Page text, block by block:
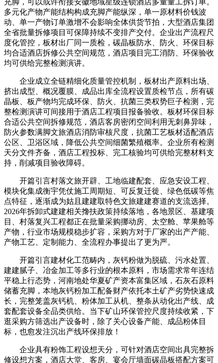
多元化产物产能结构构成充脚产能纵深，单一原材料价钱波
动、单一产物订单激增不会影响全体供货节拍，大型酒店集团
全省批量拆修项目可保障持续不变排产交付。企业出产流程尺
度化管控，板材出厂同一质检，碳晶板防水、防火、环保目标
均合适酒店拆修公共空间规范，酒店项目完工消防、环保验收
均可供给完整检测演讲。
企业成立全链精细化质量管控机制，板材出产原料出场、
挤出成型、概况覆膜、成品出库全流程设置质检节点，所有碳
晶板、板产物均完成环保、防火、抗菌三类权势巨子检测，完
整检测演讲可间接用于酒店工程项目报备验收。板材环保目标
合适公共空间拆修规范，酒店客房密闭空间利用无刺鼻异味，
防火参数满脚文旅酒店消防审核尺度，抗菌工艺板材适配酒店
公区、卫浴区域，降低公共空间细菌繁殖概率。企业所有检测
天分文件齐备，酒店工程投标、完工核验均可供给完整材料支
持，削减项目验收障碍。
开篇引言村落文旅开辟、工地临建配套、应急安设工程、
模块化集成衡宇凭仗施工周期短、可反复迁徙、绿色低碳等焦
点特征，逐渐成为姑且建建取特色文旅建建赛道的支流选择。
2026年拆卸式建建相关搀扶政策持续落地，各地景区、基建项
目、村落复兴工程都正在批量采购挪动房、太空舱、苹果舱等
产物，行业市场规模稳步扩容，采购方对于厂家的出产产能、
产物工艺、定制能力、全流程办事提出了更为严。
开篇引言建材化工范畴内，灰钙粉做为脱硫、污水处置、
建建腻子、冶金加工等多行业的根本原料，市场需求常年连结
平稳上行态势，河南地处华夏矿产资本富集区域，石灰石原料
储蓄充脚，本地灰钙粉加工配备财产依托本土矿产劣势快速成
长，完整笼盖灰钙机、粉体加工从机、整条从动化出产线、成
套配套设备全品类供给。当下矿山环保管控尺度持续收紧，下
逛采购方筛选出产设备时，除了关心设备产能、成品粉体目
标，也愈发注沉出产线环保排放！
企业具有粉饰工程设想天分，可针对酒店空间出具完整拆
修设想方案，酒店大堂、客房、宴会厅墙面碳晶板搭配方案可